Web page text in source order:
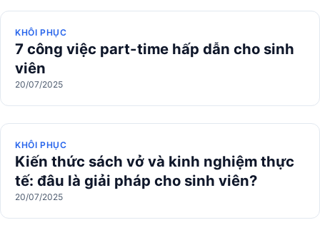
KHÔI PHỤC
7 công việc part-time hấp dẫn cho sinh
viên
20/07/2025
KHÔI PHỤC
Kiến thức sách vở và kinh nghiệm thực
tế: đâu là giải pháp cho sinh viên?
20/07/2025